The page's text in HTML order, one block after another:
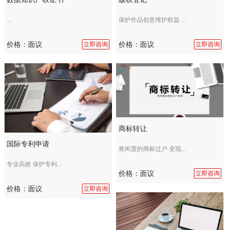
价格：面议 立即咨询
保护作品创意维护权益 ...
价格：面议 立即咨询
国际专利申请
专业高效 保护专利...
价格：面议 立即咨询
商标转让
将闲置的商标过户 变现...
价格：面议 立即咨询